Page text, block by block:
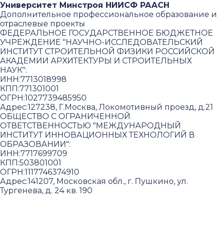
Университет Минстроя НИИСФ РААСН
Дополнительное профессиональное образование и
отраслевые проекты
ФЕДЕРАЛЬНОЕ ГОСУДАРСТВЕННОЕ БЮДЖЕТНОЕ
УЧРЕЖДЕНИЕ "НАУЧНО-ИССЛЕДОВАТЕЛЬСКИЙ
ИНСТИТУТ СТРОИТЕЛЬНОЙ ФИЗИКИ РОССИЙСКОЙ
АКАДЕМИИ АРХИТЕКТУРЫ И СТРОИТЕЛЬНЫХ
НАУК":
ИНН:7713018998
КПП:771301001
ОГРН:1027739485950
Адрес:127238, Г.Москва, Локомотивный проезд, д.21
ОБЩЕСТВО С ОГРАНИЧЕННОЙ
ОТВЕТСТВЕННОСТЬЮ "МЕЖДУНАРОДНЫЙ
ИНСТИТУТ ИННОВАЦИОННЫХ ТЕХНОЛОГИЙ В
ОБРАЗОВАНИИ":
ИНН:7717699709
КПП:503801001
ОГРН:1117746374910
Адрес:141207, Московская обл., г. Пушкино, ул.
Тургенева, д. 24 кв. 190